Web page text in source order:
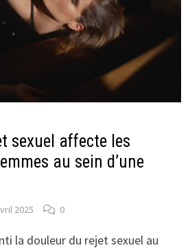
sexuel affecte les
au sein d’une
2025 0
la douleur du rejet sexuel au